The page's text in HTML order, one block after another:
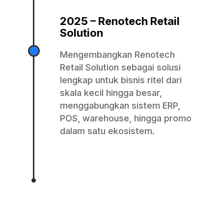
2025 – Renotech Retail
Solution
Mengembangkan Renotech
Retail Solution sebagai solusi
lengkap untuk bisnis ritel dari
skala kecil hingga besar,
menggabungkan sistem ERP,
POS, warehouse, hingga promo
dalam satu ekosistem.